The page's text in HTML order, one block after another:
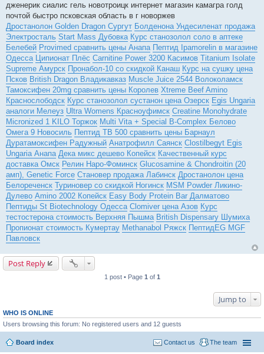
дженерик сиалис гель новотроицк интернет магазин камагра голд
почтой быстро псковская область в г новоржев
Дростанолон Golden Dragon Сургут Болденона Ундесиленат продажа
Электросталь Start Mass Дубовка Курс станозолол соло в аптеке
Белебей Provimed сравнить цены Анапа Пептид Ipamorelin в магазине
Одесса Ципионат Плёс Carnitine Power 3200 Касимов Titanium Isolate
Supreme Амурск Пронабол-10 со скидкой Канаш Курс на сушку цена
Псков British Dragon Владикавказ Muscle Juice 2544 Волоколамск
Тамоксифен 20mg сравнить цены Королев Xtreme Beef Amino
Краснослободск Курс станозолол сустанон цена Озерск Egis Ungaria
аналоги Мелеуз Ultra Womens Красноуфимск Creatine Monohydrate
Micronized 1 KILO Торжок Multi Vita + Special B-Complex Белово
Омега 9 Новосиль Пептид TB 500 сравнить цены Барнаул
Дуратамоксифен Радужный Анатрофилл Саянск Clostilbegyt Egis
Ungaria Анапа Дека микс дешево Копейск Качественный курс
доставка Омск Релин Наро-Фоминск Glucosamine & Chondroitin (20
амп), Genetic Force Становер продажа Лабинск Дростанолон цена
Белореченск Туриновер со скидкой Ногинск MSM Powder Ликино-
Дулево Amino 2002 Копейск Easy Body Protein Bar Далматово
Пептиды St Biotechnology Одесса Clomiver цена Азов Курс
тестостерона стоимость Верхняя Пышма British Dispensary Шумиха
Пропионат стоимость Кумертау Methanabol Ряжск ПептидEG MGF
Павловск
Post Reply
1 post • Page 1 of 1
Jump to
WHO IS ONLINE
Users browsing this forum: No registered users and 12 guests
Board index The team
Contact us